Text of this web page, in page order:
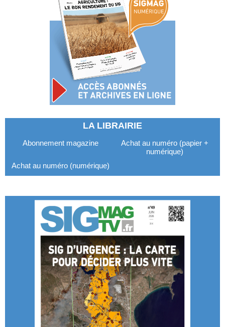
LA LIBRAIRIE
Abonnement magazine
Achat au numéro (papier +
numérique)
Achat au numéro (numérique)